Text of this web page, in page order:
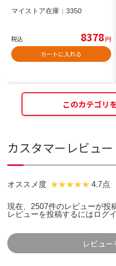
マイストア在庫： 3350
税込 8378円
カートに入れる
このカテゴリ
カスタマーレビュー
オススメ度 4.7点
現在、2507件のレビューが投
レビューを投稿するには ログ
レビュー